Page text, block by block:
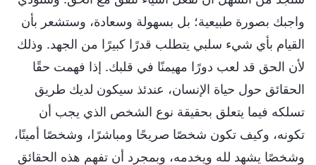
واجبك بصورة طبيعية؛ بل بسهولة وسعادة، وستشعر بأن
القيام بأي شيء سلبي يتطلب قدرًا كبيرًا من الجهد. وذلك
لأن الحق قد لعب دورًا مهيمنًا في قلبك. إذا فهمت حقًا
الحقائق حول حياة الإنسان، عندئذ سيكون لديك طريق
تسلكه فيما يتعلق بحقيقة نوع الشخص الذي يجب أن
تكونه، وكيف تكون شخصًا صريحًا ومباشرًا، وشخصًا أمينًا،
وشخصًا يشهد لله ويخدمه، وبمجرد أن تفهم هذه الحقائق